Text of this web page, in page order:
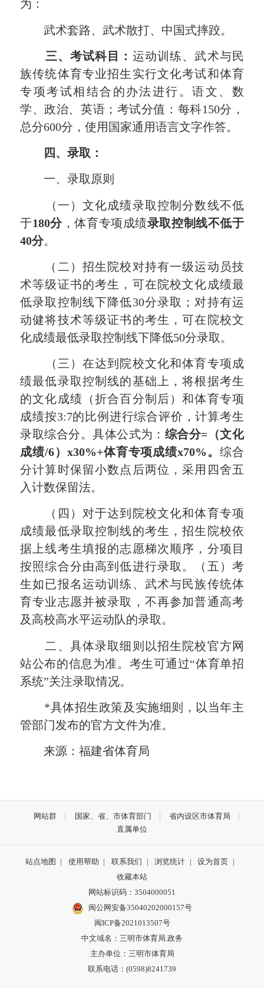
为：
武术套路、武术散打、中国式摔跤。
三、考试科目： 运动训练、武术与民
族传统体育专业招生实行文化考试和体育
专项考试相结合的办法进行。语文、数
学、政治、英语；考试分值：每科150分，
总分600分，使用国家通用语言文字作答。
四、录取：
一、录取原则
（一）文化成绩录取控制分数线不低
于180分，体育专项成绩录取控制线不低于
40分。
（二）招生院校对持有一级运动员技
术等级证书的考生，可在院校文化成绩最
低录取控制线下降低30分录取；对持有运
动健将技术等级证书的考生，可在院校文
化成绩最低录取控制线下降低50分录取。
（三）在达到院校文化和体育专项成
绩最低录取控制线的基础上，将根据考生
的文化成绩（折合百分制后）和体育专项
成绩按3:7的比例进行综合评价，计算考生
录取综合分。具体公式为： 综合分=（文化
成绩/6）x30%+体育专项成绩x70% 。 综合
分计算时保留小数点后两位，采用四舍五
入计数保留法。
（四）对于达到院校文化和体育专项
成绩最低录取控制线的考生，招生院校依
据上线考生填报的志愿梯次顺序，分项目
按照综合分由高到低进行录取。（五）考
生如已报名运动训练、武术与民族传统体
育专业志愿并被录取，不再参加普通高考
及高校高水平运动队的录取。
二、具体录取细则以招生院校官方网
站公布的信息为准。考生可通过“体育单招
系统”关注录取情况。
*具体招生政策及实施细则，以当年主
管部门发布的官方文件为准。
来源：福建省体育局
网站群 国家、省、市体育部门
省内设区市体育局
直属单位
站点地图 | 使用帮助 | 联系我们 | 浏览统计 | 设为首页 |
收藏本站
网站标识码：3504000051
闽公网安备35040202000157号
闽ICP备2021013507号
中文域名：三明市体育局.政务
主办单位：三明市体育局
联系电话：(0598)8241739